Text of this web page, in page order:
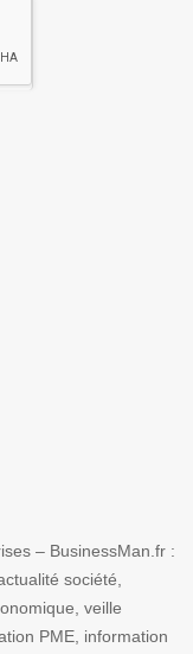
– BusinessMan.fr :
société,
veille
PME, information